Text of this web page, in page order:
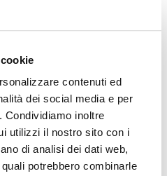
contenuti ed
dei social media e per
Condividiamo inoltre
utilizzi il nostro sito con i
di analisi dei dati web,
potrebbero combinarle
Registrati per i download